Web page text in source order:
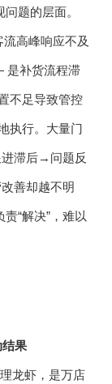
题的层面。
流高峰响应不及
是补货流程滞
不足导致管控
执行。大量门
滞后→问题反
善却越不明
“解决”，难以
果
龙虾，是万店